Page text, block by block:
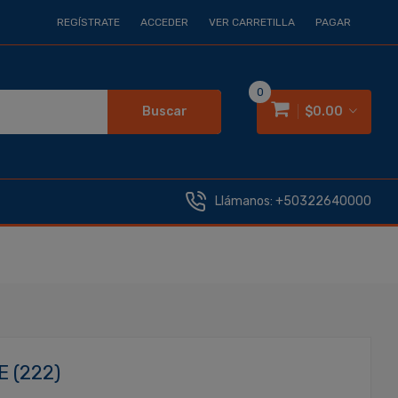
REGÍSTRATE ACCEDER VER CARRETILLA PAGAR
Buscar $0.00
0
Llámanos: +50322640000
(222)